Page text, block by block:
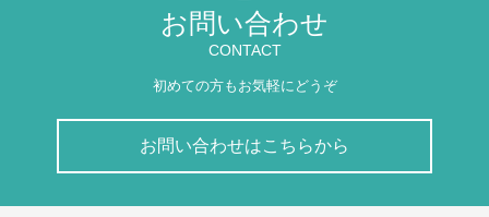
お問い合わせ
CONTACT
初めての方もお気軽にどうぞ
お問い合わせはこちらから